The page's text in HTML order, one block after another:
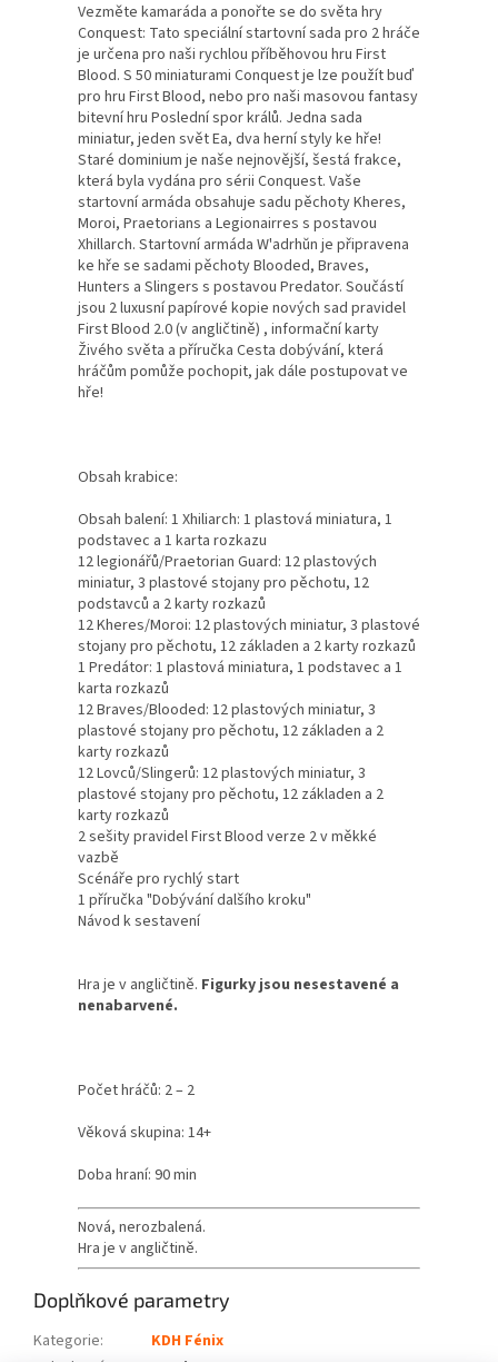
Vezměte kamaráda a ponořte se do světa hry
Conquest: Tato speciální startovní sada pro 2 hráče
je určena pro naši rychlou příběhovou hru First
Blood. S 50 miniaturami Conquest je lze použít buď
pro hru First Blood, nebo pro naši masovou fantasy
bitevní hru Poslední spor králů. Jedna sada
miniatur, jeden svět Ea, dva herní styly ke hře!
Staré dominium je naše nejnovější, šestá frakce,
která byla vydána pro sérii Conquest. Vaše
startovní armáda obsahuje sadu pěchoty Kheres,
Moroi, Praetorians a Legionairres s postavou
Xhillarch. Startovní armáda W'adrhŭn je připravena
ke hře se sadami pěchoty Blooded, Braves,
Hunters a Slingers s postavou Predator. Součástí
jsou 2 luxusní papírové kopie nových sad pravidel
First Blood 2.0 (v angličtině) , informační karty
Živého světa a příručka Cesta dobývání, která
hráčům pomůže pochopit, jak dále postupovat ve
hře!
Obsah krabice:
Obsah balení: 1 Xhiliarch: 1 plastová miniatura, 1
podstavec a 1 karta rozkazu
12 legionářů/Praetorian Guard: 12 plastových
miniatur, 3 plastové stojany pro pěchotu, 12
podstavců a 2 karty rozkazů
12 Kheres/Moroi: 12 plastových miniatur, 3 plastové
stojany pro pěchotu, 12 základen a 2 karty rozkazů
1 Predátor: 1 plastová miniatura, 1 podstavec a 1
karta rozkazů
12 Braves/Blooded: 12 plastových miniatur, 3
plastové stojany pro pěchotu, 12 základen a 2
karty rozkazů
12 Lovců/Slingerů: 12 plastových miniatur, 3
plastové stojany pro pěchotu, 12 základen a 2
karty rozkazů
2 sešity pravidel First Blood verze 2 v měkké
vazbě
Scénáře pro rychlý start
1 příručka "Dobývání dalšího kroku"
Návod k sestavení
Hra je v angličtině. Figurky jsou nesestavené a
nenabarvené.
Počet hráčů: 2 – 2
Věková skupina: 14+
Doba hraní: 90 min
Nová, nerozbalená.
Hra je v angličtině.
Doplňkové parametry
Kategorie:
KDH Fénix